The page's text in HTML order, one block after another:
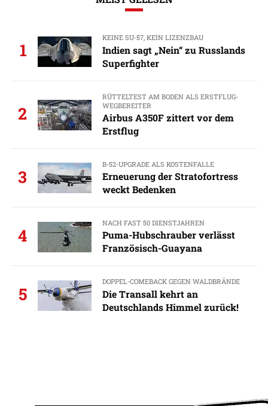
1
KEINE SU-57, KEIN LIZENZBAU
Indien sagt „Nein“ zu Russlands
Superfighter
2
RÜTTELTEST AM BODEN ALS ERSTFLUG-
WEGBEREITER
Airbus A350F zittert vor dem
Erstflug
3
B-52-UPGRADE ALS KOSTENFALLE
Erneuerung der Stratofortress
weckt Bedenken
4
NACH FAST 50 DIENSTJAHREN
Puma-Hubschrauber verlässt
Französisch-Guayana
5
DOPPEL-COMEBACK GEGEN WALDBRÄNDE
Die Transall kehrt an
Deutschlands Himmel zurück!